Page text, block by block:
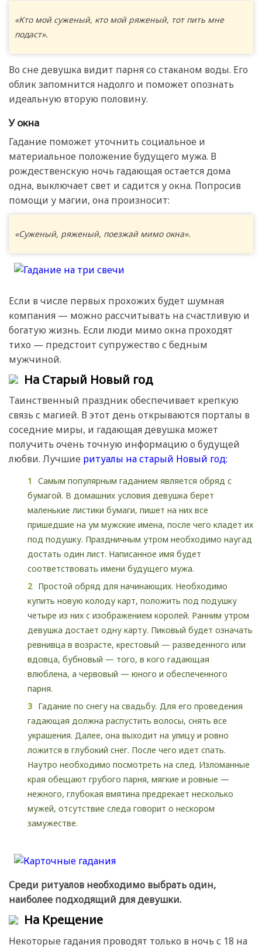
«Кто мой суженый, кто мой ряженый, тот пить мне
подаст».
Во сне девушка видит парня со стаканом воды. Его
облик запомнится надолго и поможет опознать
идеальную вторую половину.
У окна
Гадание поможет уточнить социальное и
материальное положение будущего мужа. В
рождественскую ночь гадающая остается дома
одна, выключает свет и садится у окна. Попросив
помощи у магии, она произносит:
«Суженый, ряженый, поезжай мимо окна».
Если в числе первых прохожих будет шумная
компания — можно рассчитывать на счастливую и
богатую жизнь. Если люди мимо окна проходят
тихо — предстоит супружество с бедным
мужчиной.
На Старый Новый год
Таинственный праздник обеспечивает крепкую
связь с магией. В этот день открываются порталы в
соседние миры, и гадающая девушка может
получить очень точную информацию о будущей
любви. Лучшие ритуалы на старый Новый год:
Самым популярным гаданием является обряд с
бумагой. В домашних условия девушка берет
маленькие листики бумаги, пишет на них все
пришедшие на ум мужские имена, после чего кладет их
под подушку. Праздничным утром необходимо наугад
достать один лист. Написанное имя будет
соответствовать имени будущего мужа.
Простой обряд для начинающих. Необходимо
купить новую колоду карт, положить под подушку
четыре из них с изображением королей. Ранним утром
девушка достает одну карту. Пиковый будет означать
ревнивца в возрасте, крестовый — разведенного или
вдовца, бубновый — того, в кого гадающая
влюблена, а червовый — юного и обеспеченного
парня.
Гадание по снегу на свадьбу. Для его проведения
гадающая должна распустить волосы, снять все
украшения. Далее, она выходит на улицу и ровно
ложится в глубокий снег. После чего идет спать.
Наутро необходимо посмотреть на след. Изломанные
края обещают грубого парня, мягкие и ровные —
нежного, глубокая вмятина предрекает несколько
мужей, отсутствие следа говорит о нескором
замужестве.
Среди ритуалов необходимо выбрать один,
наиболее подходящий для девушки.
На Крещение
Некоторые гадания проводят только в ночь с 18 на